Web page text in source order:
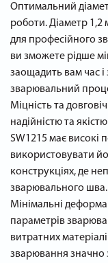
Оптимальний
роботи. Діаметр
для професійного
ви зможете рідше
заощадить вам час
зварювальний
Міцність та
надійністю та
SW1215 має високі
використовувати
конструкціях, де
зварювального шва.
Мінімальні
параметрів
витратних
зварювання значно